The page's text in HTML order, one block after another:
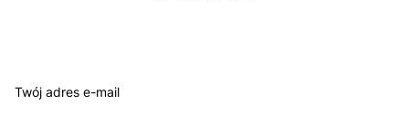
Twój adres e-mail